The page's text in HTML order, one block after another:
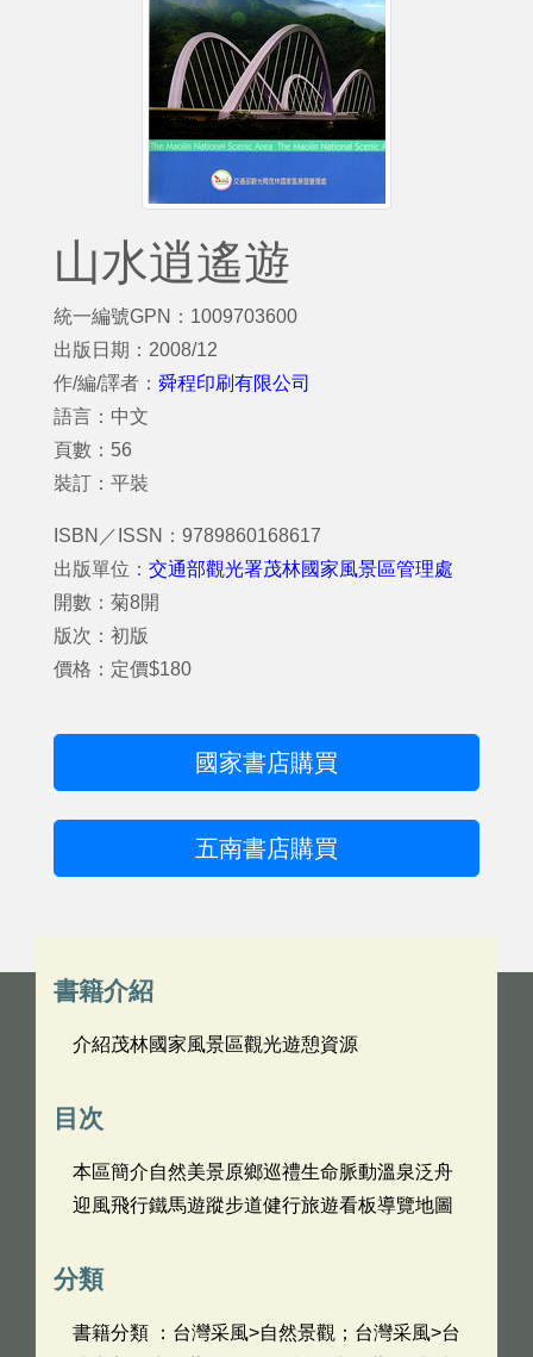
山水逍遙遊
統一編號GPN：1009703600
出版日期：2008/12
作/編/譯者： 舜程印刷有限公司
語言：中文
頁數：56
裝訂：平裝
ISBN／ISSN：9789860168617
出版單位： 交通部觀光署茂林國家風景區管理處
開數：菊8開
版次：初版
價格：定價$180
國家書店購買
五南書店購買
書籍介紹
介紹茂林國家風景區觀光遊憩資源
目次
本區簡介自然美景原鄉巡禮生命脈動溫泉泛舟
迎風飛行鐵馬遊蹤步道健行旅遊看板導覽地圖
分類
書籍分類 ：台灣采風>自然景觀；台灣采風>台